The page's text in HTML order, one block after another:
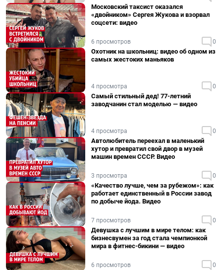
Московский таксист оказался
«двойником» Сергея Жукова и взорвал
соцсети: видео
6 просмотров 0
Охотник на школьниц: видео об одном из
самых жестоких маньяков
4 просмотра 0
Самый стильный дед! 77-летний
заводчанин стал моделью — видео
4 просмотра 0
Автолюбитель переехал в маленький
хутор и превратил свой двор в музей
машин времен СССР. Видео
3 просмотра 0
«Качество лучше, чем за рубежом»: как
работает единственный в России завод
по добыче йода. Видео
7 просмотров 0
Девушка с лучшим в мире телом: как
бизнесвумен за год стала чемпионкой
мира в фитнес-бикини — видео
6 просмотров 0